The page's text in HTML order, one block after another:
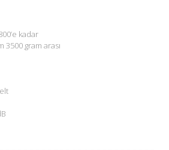
kadar
3500 gram arası